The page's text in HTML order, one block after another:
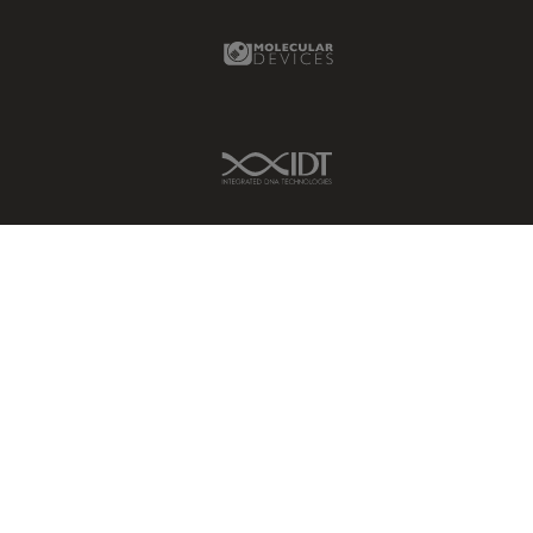
Molecular Devices Link
IDT Link